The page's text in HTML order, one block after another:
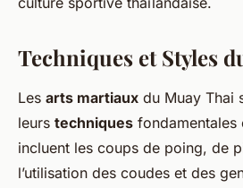
Techniques et Styles
Les arts martiaux du Muay Thai
leurs techniques fondamentales
incluent les coups de poing, de
l’utilisation des coudes et des